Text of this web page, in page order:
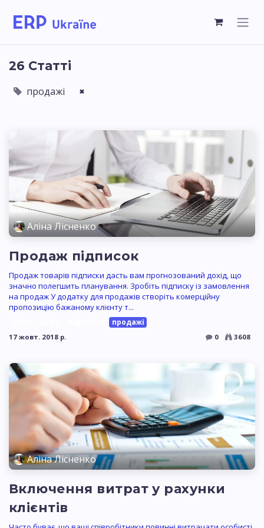
26 Статті
продажі ×
Аліна Лісненко
Продаж підписок
Продаж товарів підписки дасть вам прогнозований дохід, що
значно полегшить планування. Зробіть підписку із замовлення
на продаж У додатку для продажів створіть комерційну
пропозицію бажаному клієнту т...
продажі
17 жовт. 2018 р. 0 3608
Аліна Лісненко
Включення витрат у рахунки
клієнтів